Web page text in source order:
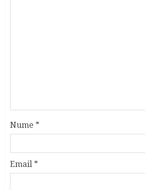
Nume *
Email *